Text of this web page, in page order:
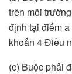
trên môi
định tại điểm
khoản 4 Điều
(c) Buộc phải